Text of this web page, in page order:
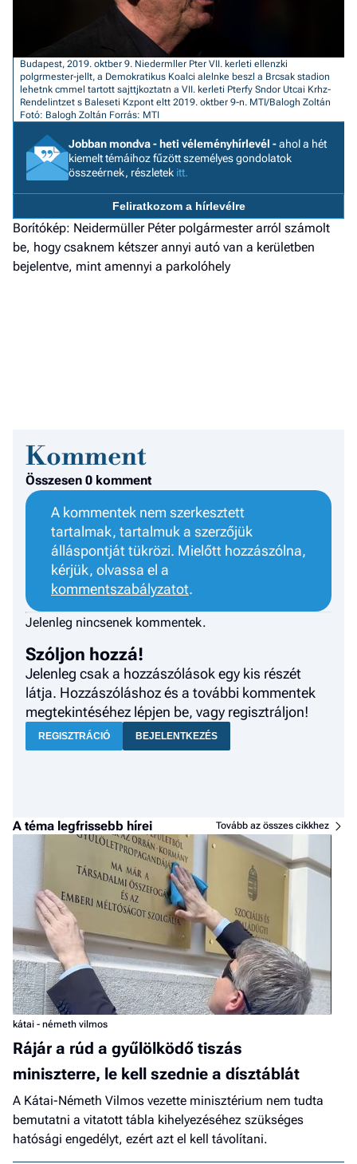
Budapest, 2019. oktber 9. Niedermller Pter VII. kerleti ellenzki
polgrmester-jellt, a Demokratikus Koalci alelnke beszl a Brcsak stadion
lehetnk cmmel tartott sajttjkoztatn a VII. kerleti Pterfy Sndor Utcai Krhz-
Rendelintzet s Baleseti Kzpont eltt 2019. oktber 9-n. MTI/Balogh Zoltán
Fotó: Balogh Zoltán Forrás: MTI
Jobban mondva - heti véleményhírlevél -ahol a hét
kiemelt témáihoz fűzött személyes gondolatok
összeérnek, részletek itt.
Feliratkozom a hírlevélre
Borítókép: Neidermüller Péter polgármester arról számolt
be, hogy csaknem kétszer annyi autó van a kerületben
bejelentve, mint amennyi a parkolóhely
Komment
Összesen 0 komment
A kommentek nem szerkesztett
tartalmak, tartalmuk a szerzőjük
álláspontját tükrözi. Mielőtt hozzászólna,
kérjük, olvassa el a
kommentszabályzatot.
Jelenleg nincsenek kommentek.
Szóljon hozzá!
Jelenleg csak a hozzászólások egy kis részét
látja. Hozzászóláshoz és a további kommentek
megtekintéséhez lépjen be, vagy regisztráljon!
REGISZTRÁCIÓ BEJELENTKEZÉS
A téma legfrissebb hírei Tovább az összes cikkhez
kátai - németh vilmos
Rájár a rúd a gyűlölködő tiszás
miniszterre, le kell szednie a dísztáblát
A Kátai-Németh Vilmos vezette minisztérium nem tudta
bemutatni a vitatott tábla kihelyezéséhez szükséges
hatósági engedélyt, ezért azt el kell távolítani.